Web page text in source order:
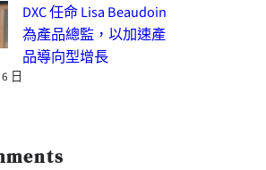
DXC 任命 Lisa Beaudoin
為產品總監，以加速產
品導向型增長
日